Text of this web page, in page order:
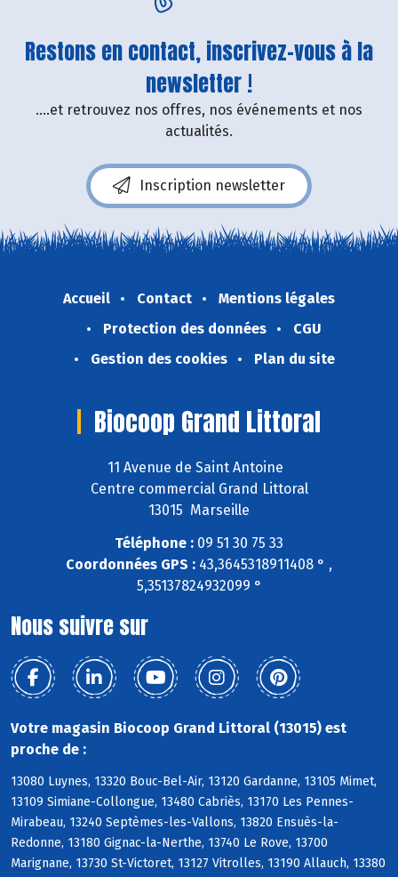
Restons en contact, inscrivez-vous à la
newsletter !
....et retrouvez nos offres, nos événements et nos
actualités.
Inscription newsletter
Accueil Contact
Mentions légales
Protection des données
CGU
Gestion des cookies
Plan du site
Biocoop Grand Littoral
11 Avenue de Saint Antoine
Centre commercial Grand Littoral
13015 Marseille
Téléphone : 09 51 30 75 33
Coordonnées GPS : 43,3645318911408 ° ,
5,35137824932099 °
Nous suivre sur
Votre magasin Biocoop Grand Littoral (13015) est
proche de :
13080 Luynes, 13320 Bouc-Bel-Air, 13120 Gardanne, 13105 Mimet,
13109 Simiane-Collongue, 13480 Cabriès, 13170 Les Pennes-
Mirabeau, 13240 Septèmes-les-Vallons, 13820 Ensuès-la-
Redonne, 13180 Gignac-la-Nerthe, 13740 Le Rove, 13700
Marignane, 13730 St-Victoret, 13127 Vitrolles, 13190 Allauch, 13380